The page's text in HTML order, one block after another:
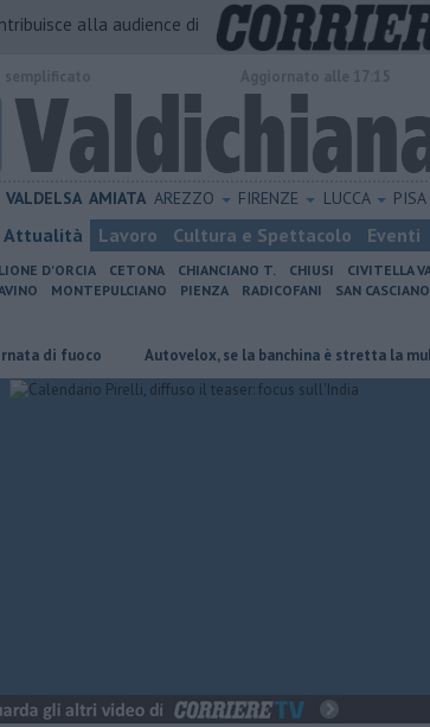
alla audience di
VALDELSA AMIATA AREZZO FIRENZE LUCCA PISA
Attualità Lavoro Cultura e Spettacolo Eventi
D'ORCIA CETONA CHIANCIANO T. CHIUSI CIVITELLA
MONTEPULCIANO PIENZA RADICOFANI SAN
Autovelox, se la banchina è stretta la multa è